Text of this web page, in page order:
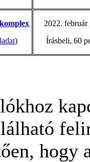
)
2022. február
Írásbeli, 60
hogy